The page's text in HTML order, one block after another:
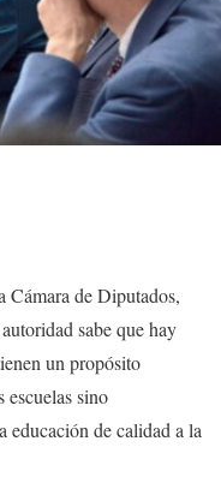
Cámara de Diputados,
sabe que hay
un propósito
escuelas sino
educación de calidad a la